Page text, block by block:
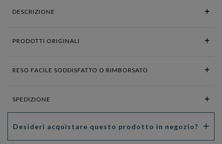
DESCRIZIONE
PRODOTTI ORIGINALI
RESO FACILE SODDISFATTO O RIMBORSATO
SPEDIZIONE
Desideri acquistare questo prodotto in negozio?